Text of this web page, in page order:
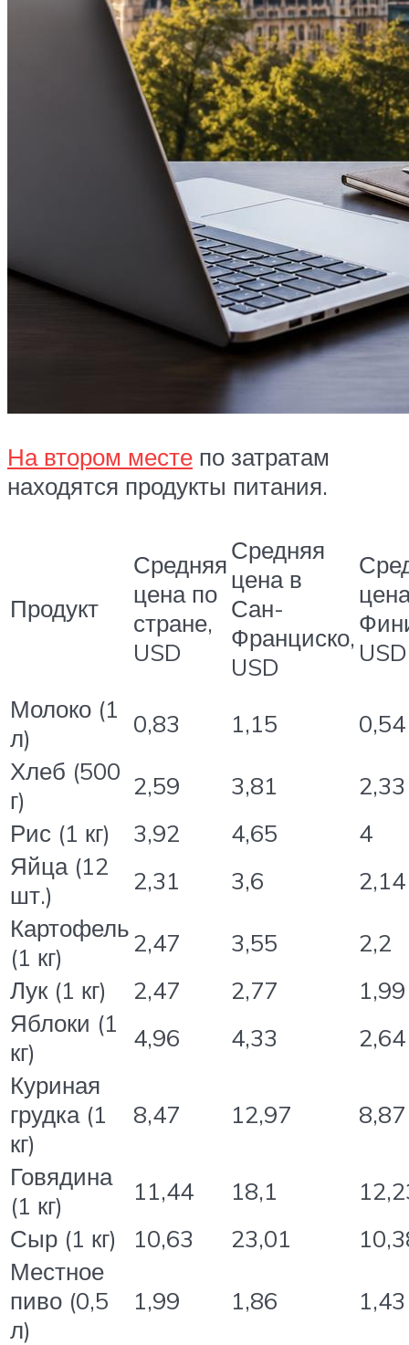
На втором месте по затратам
находятся продукты питания.
Продукт
Средняя
цена по
стране,
USD
Средняя
цена в
Сан-
Франциско,
USD
USD
Молоко (1
л)
0,83 1,15
0,54
Хлеб (500
г)
2,59 3,81
2,33
Рис (1 кг)
3,92 4,65
4
Яйца (12
шт.)
2,31 3,6
2,14
Картофель
(1 кг)
2,47 3,55
2,2
Лук (1 кг)
2,47 2,77
1,99
Яблоки (1
кг)
4,96 4,33
2,64
Куриная
грудка (1
кг)
8,47 12,97 8,87
Говядина
(1 кг)
11,44 18,1
Сыр (1 кг)
10,63 23,01
Местное
пиво (0,5
л)
1,99 1,86 1,43